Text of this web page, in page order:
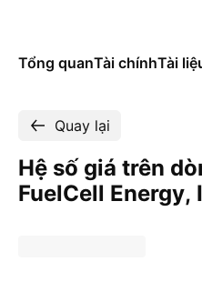
Tổng quanTài chínhTài
Quay lại
Hệ số giá trên
FuelCell Energy,